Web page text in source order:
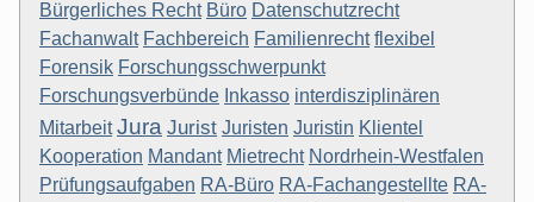
Bürgerliches Recht Büro Datenschutzrecht
Fachanwalt Fachbereich Familienrecht flexibel
Forensik Forschungsschwerpunkt
Forschungsverbünde Inkasso interdisziplinären
Mitarbeit Jura Jurist Juristen Juristin Klientel
Kooperation Mandant Mietrecht Nordrhein-Westfalen
Prüfungsaufgaben RA-Büro RA-Fachangestellte RA-